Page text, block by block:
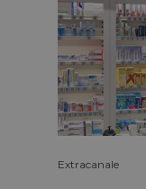
Extracanale